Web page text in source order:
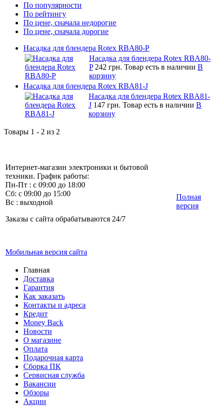
По популярности
По рейтингу
По цене, сначала недорогие
По цене, сначала дорогие
Насадка для блендера Rotex RBA80-P
Насадка для блендера Rotex RBA80-
P 242 грн. Товар есть в наличии В
корзину
Насадка для блендера Rotex RBA81-J
Насадка для блендера Rotex RBA81-
J 147 грн. Товар есть в наличии В
корзину
Товары 1 - 2 из 2
Интернет-магазин электроники и бытовой
техники. График работы:
Пн-Пт : с 09:00 до 18:00
Сб: с 09:00 до 15:00
Вс : выходной
Заказы с сайта обрабатываются 24/7
Мобильная версия сайта
Полная
версия
Главная
Доставка
Гарантия
Как заказать
Контакты и адреса
Кредит
Money Back
Новости
О магазине
Оплата
Подарочная карта
Сборка ПК
Сервисная служба
Вакансии
Обзоры
Акции